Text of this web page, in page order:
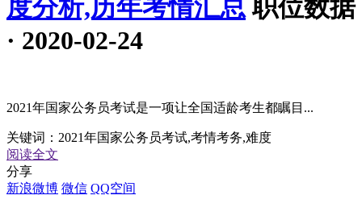
度分析,历年考情汇总 职位数据
· 2020-02-24
2021年国家公务员考试是一项让全国适龄考生都瞩目...
关键词： 2021年国家公务员考试,考情考务,难度
阅读全文
分享
新浪微博 微信 QQ空间